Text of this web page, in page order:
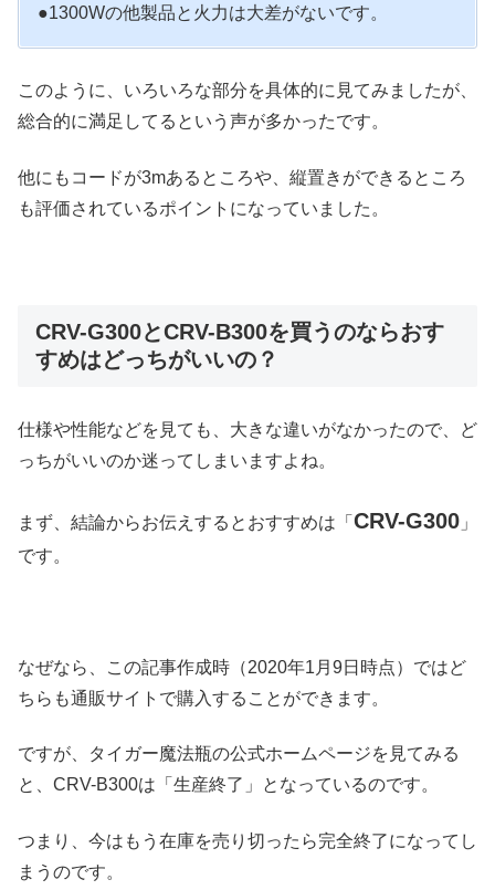
●1300Wの他製品と火力は大差がないです。
このように、いろいろな部分を具体的に見てみましたが、
総合的に満足してるという声が多かったです。
他にもコードが3mあるところや、縦置きができるところ
も評価されているポイントになっていました。
CRV-G300とCRV-B300を買うのならおす
すめはどっちがいいの？
仕様や性能などを見ても、大きな違いがなかったので、ど
っちがいいのか迷ってしまいますよね。
まず、結論からお伝えするとおすすめは「 CRV-G300 」
です。
なぜなら、この記事作成時（2020年1月9日時点）ではど
ちらも通販サイトで購入することができます。
ですが、タイガー魔法瓶の公式ホームページを見てみる
と、CRV-B300は「生産終了」となっているのです。
つまり、今はもう在庫を売り切ったら完全終了になってし
まうのです。